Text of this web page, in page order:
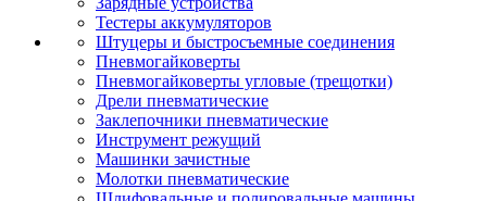
Тестеры аккумуляторов
Штуцеры и быстросъемные соединения
Пневмогайковерты
Пневмогайковерты угловые (трещотки)
Дрели пневматические
Заклепочники пневматические
Инструмент режущий
Машинки зачистные
Молотки пневматические